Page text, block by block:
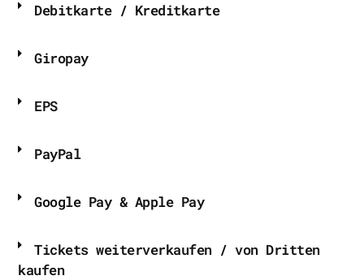
Debitkarte / Kreditkarte
Giropay
EPS
PayPal
Google Pay & Apple Pay
Tickets weiterverkaufen / von Dritten
kaufen